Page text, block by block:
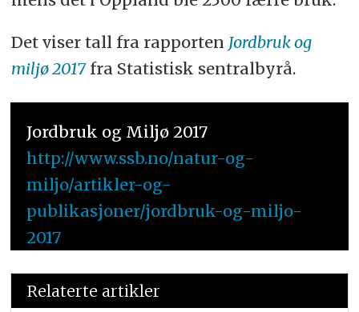
Det viser tall fra rapporten Jordbruk og
miljø 2017fra Statistisk sentralbyrå.
Jordbruk og Miljø 2017
http://www.ssb.no/natur-og-
miljo/artikler-og-
publikasjoner/jordbruk-og-miljo-
2017
Relaterte artikler